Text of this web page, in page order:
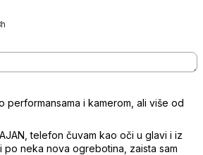
performansama i kamerom, ali više od
telefon čuvam kao oči u glavi i iz
po neka nova ogrebotina, zaista sam